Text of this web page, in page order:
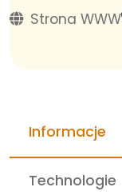
Strona WWW
Informacje
Technologie